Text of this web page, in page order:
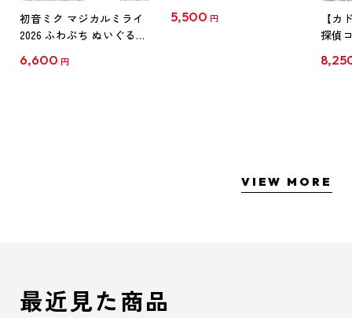
初音ミク マジカルミライ
2026 ふわぷち ぬいぐるみ
6,600 円
5,500 円
【カ
探偵
クリ
VIEW MORE
最近見た商品